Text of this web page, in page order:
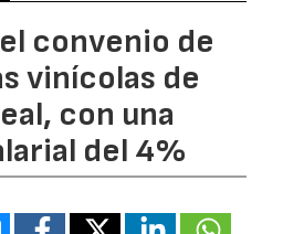
convenio de
vinícolas de
con una
del 4%